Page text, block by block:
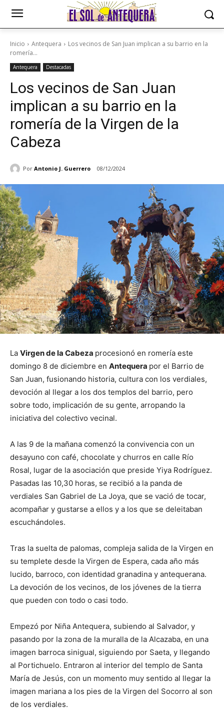
Inicio Antequera
Los vecinos de San Juan implican a su barrio en la
romería...
Antequera Destacadas
Los vecinos de San Juan
implican a su barrio en la
romería de la Virgen de la
Cabeza
Por Antonio J. Guerrero 08/12/2024
La Virgen de la Cabeza procesionó en romería este
domingo 8 de diciembre en Antequera por el Barrio de
San Juan, fusionando historia, cultura con los verdiales,
devoción al llegar a los dos templos del barrio, pero
sobre todo, implicación de su gente, arropando la
iniciativa del colectivo vecinal.
A las 9 de la mañana comenzó la convivencia con un
desayuno con café, chocolate y churros en calle Río
Rosal, lugar de la asociación que preside Yiya Rodríguez.
Pasadas las 10,30 horas, se recibió a la panda de
verdiales San Gabriel de La Joya, que se vació de tocar,
acompañar y gustarse a ellos y a los que se deleitaban
escuchándoles.
Tras la suelta de palomas, compleja salida de la Virgen en
su templete desde la Virgen de Espera, cada año más
lucido, barroco, con identidad granadina y antequerana.
La devoción de los vecinos, de los jóvenes de la tierra
que pueden con todo o casi todo.
Empezó por Niña Antequera, subiendo al Salvador, y
pasando por la zona de la muralla de la Alcazaba, en una
imagen barroca sinigual, siguiendo por Saeta, y llegando
al Portichuelo. Entraron al interior del templo de Santa
María de Jesús, con un momento muy sentido al llegar la
imagen mariana a los pies de la Virgen del Socorro al son
de los verdiales.